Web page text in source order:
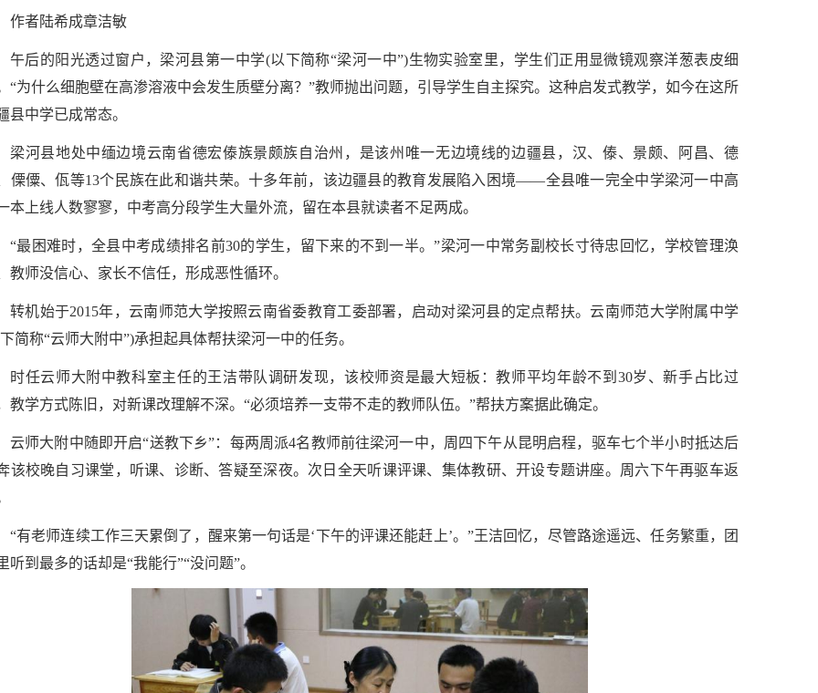
作者陆希成章洁敏
午后的阳光透过窗户，梁河县第一中学(以下简称“梁河一中”)生物实验室里，学生们正用显微镜观察洋葱表皮细
“为什么细胞壁在高渗溶液中会发生质壁分离？”教师抛出问题，引导学生自主探究。这种启发式教学，如今在这所
县中学已成常态。
梁河县地处中缅边境云南省德宏傣族景颇族自治州，是该州唯一无边境线的边疆县，汉、傣、景颇、阿昌、德
傈僳、佤等13个民族在此和谐共荣。十多年前，该边疆县的教育发展陷入困境——全县唯一完全中学梁河一中高
本上线人数寥寥，中考高分段学生大量外流，留在本县就读者不足两成。
“最困难时，全县中考成绩排名前30的学生，留下来的不到一半。”梁河一中常务副校长寸待忠回忆，学校管理涣
教师没信心、家长不信任，形成恶性循环。
转机始于2015年，云南师范大学按照云南省委教育工委部署，启动对梁河县的定点帮扶。云南师范大学附属中学
简称“云师大附中”)承担起具体帮扶梁河一中的任务。
时任云师大附中教科室主任的王洁带队调研发现，该校师资是最大短板：教师平均年龄不到30岁、新手占比过
教学方式陈旧，对新课改理解不深。“必须培养一支带不走的教师队伍。”帮扶方案据此确定。
云师大附中随即开启“送教下乡”：每两周派4名教师前往梁河一中，周四下午从昆明启程，驱车七个半小时抵达后
该校晚自习课堂，听课、诊断、答疑至深夜。次日全天听课评课、集体教研、开设专题讲座。周六下午再驱车返
“有老师连续工作三天累倒了，醒来第一句话是‘下午的评课还能赶上’。”王洁回忆，尽管路途遥远、任务繁重，团
听到最多的话却是“我能行”“没问题”。